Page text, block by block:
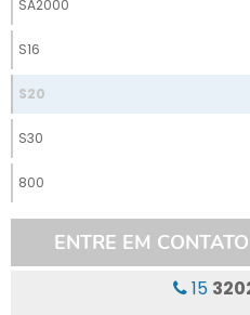
SA2000
S16
S20
S30
800
ENTRE EM
15